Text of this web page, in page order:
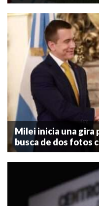
Milei inicia una gira
busca de dos fotos